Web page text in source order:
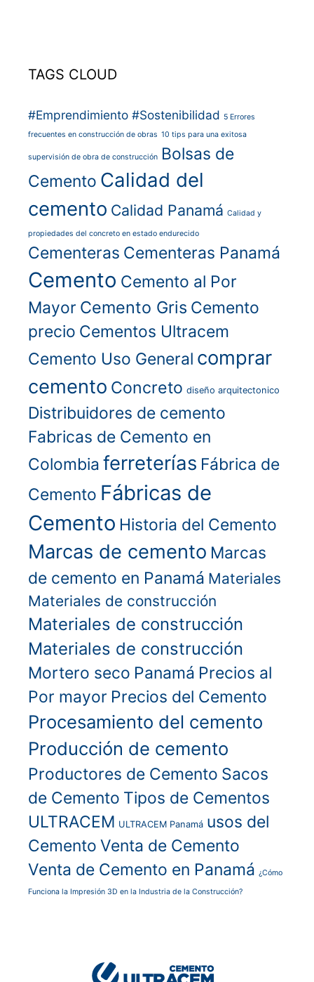
TAGS CLOUD
#Emprendimiento #Sostenibilidad 5 Errores
frecuentes en construcción de obras 10 tips para una exitosa
supervisión de obra de construcción Bolsas de
Cemento Calidad del
cemento Calidad Panamá Calidad y
propiedades del concreto en estado endurecido
Cementeras Cementeras Panamá
Cemento Cemento al Por
Mayor Cemento Gris Cemento
precio Cementos Ultracem
Cemento Uso General comprar
cemento Concreto diseño arquitectonico
Distribuidores de cemento
Fabricas de Cemento en
Colombia ferreterías Fábrica de
Cemento Fábricas de
Cemento Historia del Cemento
Marcas de cemento Marcas
de cemento en Panamá Materiales
Materiales de construcción
Materiales de construcción
Materiales de construcción
Mortero seco Panamá Precios al
Por mayor Precios del Cemento
Procesamiento del cemento
Producción de cemento
Productores de Cemento Sacos
de Cemento Tipos de Cementos
ULTRACEM ULTRACEM Panamá usos del
Cemento Venta de Cemento
Venta de Cemento en Panamá ¿Cómo
Funciona la Impresión 3D en la Industria de la Construcción?